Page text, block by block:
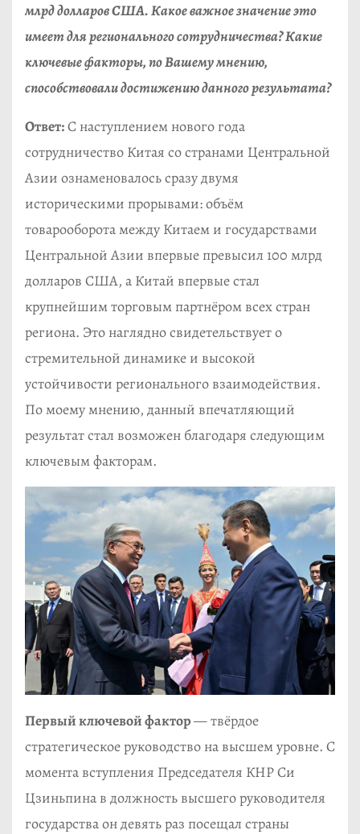
млрд долларов США. Какое важное значение это
имеет для регионального сотрудничества? Какие
ключевые факторы, по Вашему мнению,
способствовали достижению данного результата?
Ответ:С наступлением нового года
сотрудничество Китая со странами Центральной
Азии ознаменовалось сразу двумя
историческими прорывами: объём
товарооборота между Китаем и государствами
Центральной Азии впервые превысил 100 млрд
долларов США, а Китай впервые стал
крупнейшим торговым партнёром всех стран
региона. Это наглядно свидетельствует о
стремительной динамике и высокой
устойчивости регионального взаимодействия.
По моему мнению, данный впечатляющий
результат стал возможен благодаря следующим
ключевым факторам.
Первый ключевой фактор— твёрдое
стратегическое руководство на высшем уровне. С
момента вступления Председателя КНР Си
Цзиньпина в должность высшего руководителя
государства он девять раз посещал страны